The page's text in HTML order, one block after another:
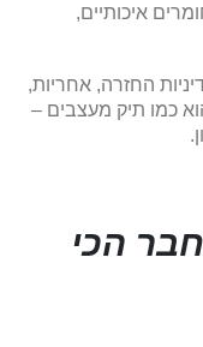
איכותיים,
החזרה, אחריות,
כמו תיק מעצבים –
הכי